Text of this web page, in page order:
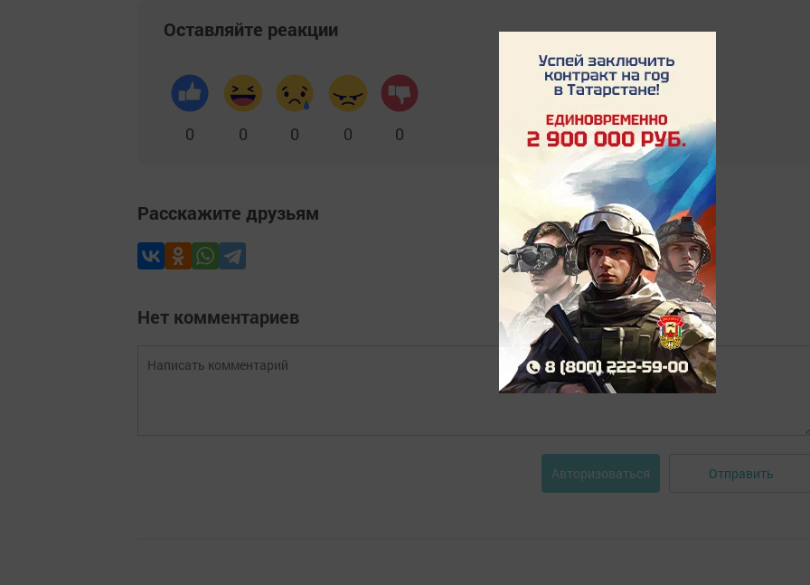
Оставляйте реакции
0 0 0 0 0
Расскажите друзьям
Нет комментариев
Авторизоваться Отправить